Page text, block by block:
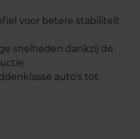
voor betere stabiliteit
snelheden dankzij de
auto's tot